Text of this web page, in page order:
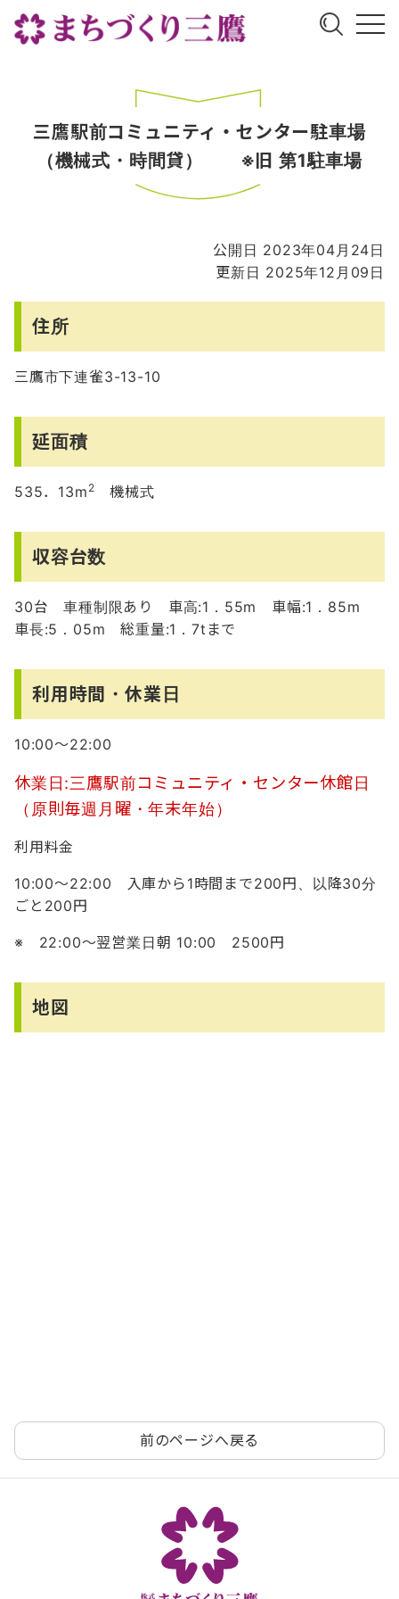
三鷹駅前コミュニティ・センター駐車場
（機械式・時間貸）
※旧 第1駐車場
公開日 2023年04月24日
更新日 2025年12月09日
住所
三鷹市下連雀3-13-10
延面積
535．13m 2 機械式
収容台数
30台 車種制限あり 車高:1．55m 車幅:1．85m
車長:5．05m 総重量:1．7tまで
利用時間・休業日
10:00～22:00
休業日:三鷹駅前コミュニティ・センター休館日
（原則毎週月曜・年末年始）
利用料金
10:00～22:00 入庫から1時間まで200円、以降30分
ごと200円
※ 22:00～翌営業日朝 10:00 2500円
地図
前のページへ戻る